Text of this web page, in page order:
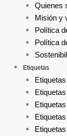
Quienes
Misión y
Política
Política
Etiquetas